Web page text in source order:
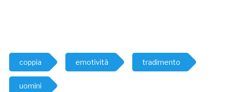
coppia emotività tradimento
uomini